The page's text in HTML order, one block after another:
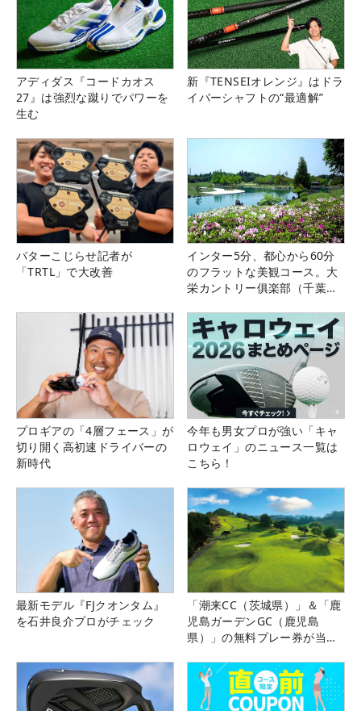
アディダス『コードカオス
27』は強烈な蹴りでパワーを
生む
新『TENSEIオレンジ』はドラ
イバーシャフトの“最適解”
パターこじらせ記者が
「TRTL」で大改善
インター5分、都心から60分
のフラットな美観コース。大
栄カントリー俱楽部（千葉
プロギアの「4層フェース」が
切り開く高初速ドライバーの
新時代
今年も男女プロが強い「キャ
ロウェイ」のニュース一覧は
こちら！
最新モデル『FJクオンタム』
を石井良介プロがチェック
「潮来CC（茨城県）」＆「鹿
児島ガーデンGC（鹿児島
県）」の無料プレー券が当た